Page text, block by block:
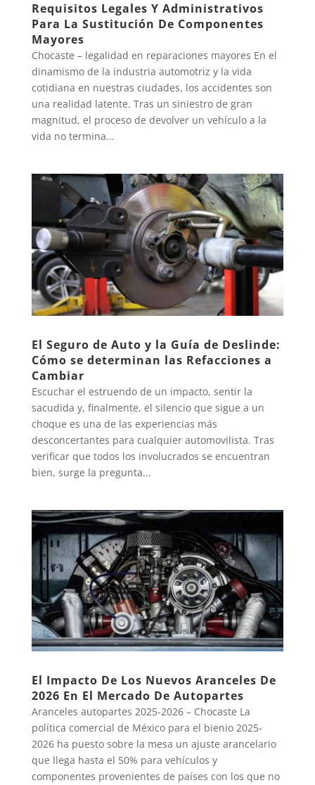
Requisitos Legales Y Administrativos
Para La Sustitución De Componentes
Mayores
Chocaste – legalidad en reparaciones mayores En el
dinamismo de la industria automotriz y la vida
cotidiana en nuestras ciudades, los accidentes son
una realidad latente. Tras un siniestro de gran
magnitud, el proceso de devolver un vehículo a la
vida no termina...
El Seguro de Auto y la Guía de Deslinde:
Cómo se determinan las Refacciones a
Cambiar
Escuchar el estruendo de un impacto, sentir la
sacudida y, finalmente, el silencio que sigue a un
choque es una de las experiencias más
desconcertantes para cualquier automovilista. Tras
verificar que todos los involucrados se encuentran
bien, surge la pregunta...
El Impacto De Los Nuevos Aranceles De
2026 En El Mercado De Autopartes
Aranceles autopartes 2025-2026 – Chocaste La
política comercial de México para el bienio 2025-
2026 ha puesto sobre la mesa un ajuste arancelario
que llega hasta el 50% para vehículos y
componentes provenientes de países con los que no